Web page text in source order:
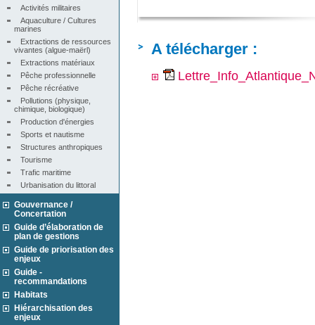
Activités militaires
Aquaculture / Cultures
marines
Extractions de ressources
vivantes (algue-maërl)
Extractions matériaux
Pêche professionnelle
Pêche récréative
Pollutions (physique,
chimique, biologique)
Production d'énergies
Sports et nautisme
Structures anthropiques
Tourisme
Trafic maritime
Urbanisation du littoral
Gouvernance /
Concertation
Guide d’élaboration de
plan de gestions
Guide de priorisation des
enjeux
Guide -
recommandations
Habitats
Hiérarchisation des
enjeux
A télécharger :